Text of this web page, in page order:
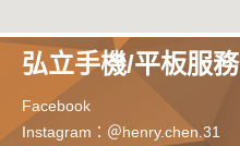
弘立手機/平板服務
Facebook
Instagram：＠henry.chen.31